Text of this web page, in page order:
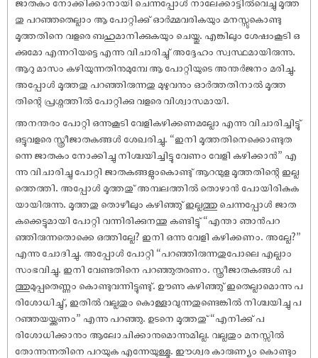
തു പറഞ്ഞതെല്ലാം ആ പോറ്റിക്കു് ഓർമ്മവരികയും മനസ്സുകൊണ്ടു
മൂത്തതിനെ വളരെ ബഹുമാനിക്കുകയും ചെയ്തു. എങ്കിലും ശേ‌ഷംകൂടി ഒ
ക്കുമോ എന്നറിയട്ടെ എന്നു വിചാരിച്ചു് അദ്ദേഹം സ്വസ്ഥമായിരുന്നു.
ആറു മാസം കഴിയുന്നതിനുമുമ്പേ ആ പോറ്റിയുടെ അന്തർജനം മരിച്ചു.
അപ്പോൾ മൂത്തതു പറഞ്ഞിരുന്നതു മുഴുവനും ഓർത്തതിനാൽ മൂത്ത
തിന്റെ പ്രശ്നത്തിൽ പോറ്റിക്കു വളരെ വിശ്വാസമായി.
അനന്തരം പോറ്റി ഒന്നുകൂടി വേളികഴിക്കണമല്ലോ എന്നു വിചാരിച്ചിട്ടു്
ഒട്ടുവളരെ സ്ത്രീജാതകങ്ങൾ ശേഖരിച്ചു. “ഇനി മൂത്തതിനെക്കൊണ്ടുത
ന്നെ ജാതകം നോക്കിച്ചു നിശ്ചയിച്ചിട്ടു വേണം വേളി കഴിക്കാൻ” എ
ന്നു വിചാരിച്ചു പോറ്റി ജാതകങ്ങളുംകൊണ്ടു് ആറന്മുള മൂത്തതിന്റെ ഇല്ല
ത്തെത്തി. അപ്പോൾ മൂത്തതു് അമ്പലത്തിൽ തൊഴാൻ പോയിരികുക
യായിരുന്നു. മൂത്തതു തൊഴീലും കഴിഞ്ഞു് ഇല്ലത്തു ചെന്നപ്പോൾ ജാത
കക്കെട്ടുമായി പോറ്റി വന്നിരിക്കുനന്തു കണ്ടിട്ടു് “എന്താ ഞാൻപറ
ഞ്ഞിരുന്നതൊക്കെ ഒത്തില്ലേ? ഇനി ഒന്നു വേളി കഴിക്കണം. അല്ലേ?”
എന്നു ചോദിച്ചു. അപ്പോൾ പോറ്റി “പറഞ്ഞിരുന്നതുപോലെ എല്ലാം
സംഭവിച്ചു. ഇനി വേണ്ടതിനെ പറഞ്ഞുതരണം. സ്ത്രീജാതകങ്ങൾ പ
ത്തുമുപ്പതെണ്ണം കൊണ്ടുവന്നിട്ടുണ്ടു്. ഊണു കഴിഞ്ഞു് ഇതെല്ലാമൊന്നു പ
രിശോധിച്ചു്, ഇതിൽ വല്ലതും കൊള്ളാവുന്നതുണ്ടെങ്കിൽ നിശ്ചയിച്ചു പ
റഞ്ഞയയ്ക്കണം” എന്നു പറഞ്ഞു. ഉടനെ മൂത്തതു് “എനിക്കു് പ
രിശോധിക്കാനും ആലോചിക്കാനുമൊന്നുമില്ല. വല്ലതും മനസ്സിൽ
തോന്നുന്നതിനെ പറയുക എന്നേയുള്ളൂ. ഈശ്വര കാരുണ്യം കൊണ്ടും